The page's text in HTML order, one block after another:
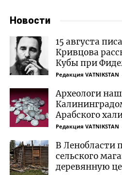
Новости
15 августа
Кривцова
Кубы при
Редакция VATNIKSTAN
Археологи
Арабского
Редакция VATNIKSTAN
В Ленобласти
сельского
деревянную